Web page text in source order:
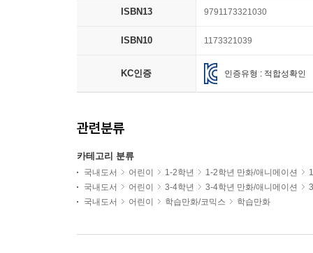
ISBN13 9791173321030
ISBN10 1173321039
KC인증 인증유형 : 적합성확인
관련분류
카테고리 분류
국내도서 어린이 1-2학년 1-2학년 만화/애니메이션
국내도서
어린이 3-4학년 3-4학년 만화/애니메이션
국내도서
어린이 학습만화/코믹스 학습만화